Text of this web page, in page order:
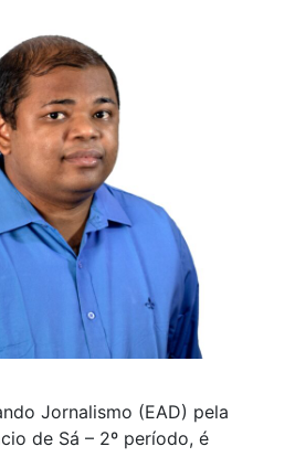
Jornalismo (EAD) pela
de Sá – 2º período, é